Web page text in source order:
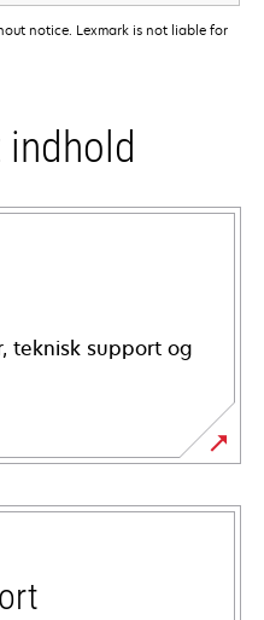
notice. Lexmark is not liable for
indhold
teknisk support og